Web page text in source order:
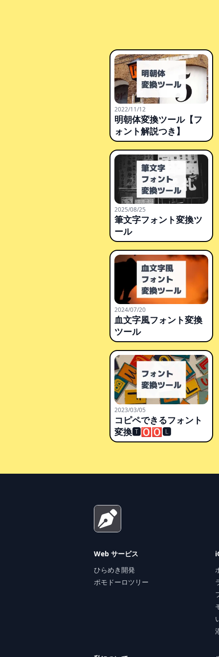
2022/11/12
明朝体変換ツール【フ
ォント解説つき】
2025/08/25
筆文字フォント変換ツ
ール
2024/07/20
血文字風フォント変換
ツール
2023/03/05
コピペできるフォント
変換🆃🅾🅾🅻
Web サービス
ひらめき開発
ポモドーロツリー